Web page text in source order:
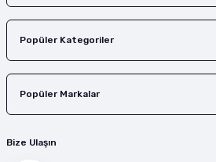
Popüler Kategoriler
Popüler Markalar
Bize Ulaşın